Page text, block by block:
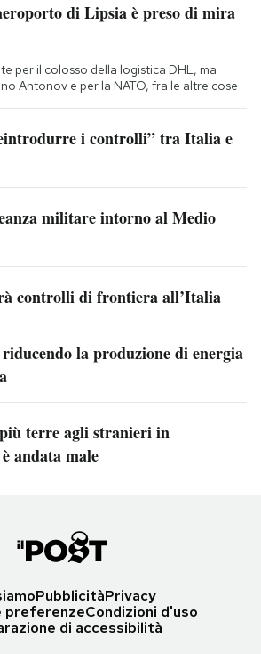
di Lipsia è preso di mira
per il colosso della logistica DHL, ma
Antonov e per la NATO, fra le altre cose
i controlli” tra Italia e
militare intorno al Medio
controlli di frontiera all’Italia
la produzione di energia
terre agli stranieri in
andata male
PubblicitàPrivacy
preferenzeCondizioni d'uso
di accessibilità